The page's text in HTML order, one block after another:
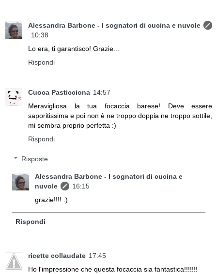
Alessandra Barbone - I sognatori di cucina e nuvole
10:38
Lo era, ti garantisco! Grazie...
Rispondi
Cuoca Pasticciona 14:57
Meravigliosa la tua focaccia barese! Deve essere
saporitissima e poi non è ne troppo doppia ne troppo sottile,
mi sembra proprio perfetta :)
Rispondi
Risposte
Alessandra Barbone - I sognatori di cucina e
nuvole
16:15
grazie!!!! :)
Rispondi
ricette collaudate 17:45
Ho l'impressione che questa focaccia sia fantastica!!!!!!!